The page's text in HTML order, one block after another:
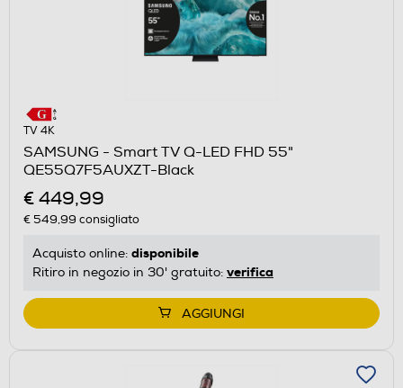
TV 4K
SAMSUNG - Smart TV Q-LED FHD 55"
QE55Q7F5AUXZT-Black
€ 449,99
€ 549,99 consigliato
Acquisto online: disponibile
Ritiro in negozio in 30' gratuito: verifica
AGGIUNGI